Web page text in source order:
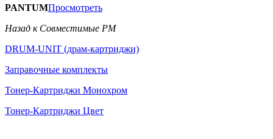
PANTUMПросмотреть
Назад к Совместимые РМ
DRUM-UNIT (драм-картриджи)
Заправочные комплекты
Тонер-Картриджи Монохром
Тонер-Картриджи Цвет